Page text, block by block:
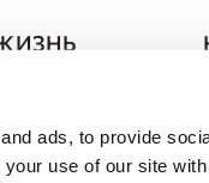
ads, to provide
use of our site
Cобытий